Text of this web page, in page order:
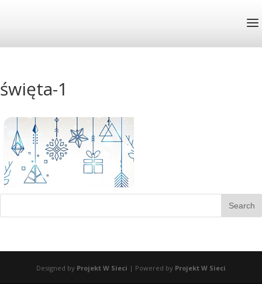
święta-1
Designed by Projekt W Sieci | Powered by Projekt W Sieci